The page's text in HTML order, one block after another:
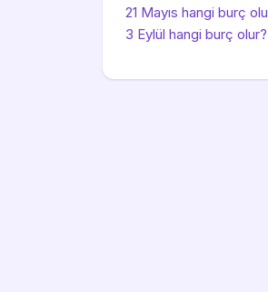
21 Mayıs hangi burç
3 Eylül hangi burç olur?